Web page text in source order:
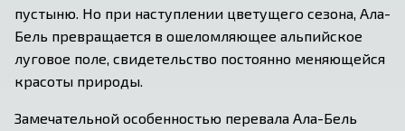
пустыню. Но при наступлении цветущего сезона, Ала-
Бель превращается в ошеломляющее альпийское
луговое поле, свидетельство постоянно меняющейся
красоты природы.
Замечательной особенностью перевала Ала-Бель